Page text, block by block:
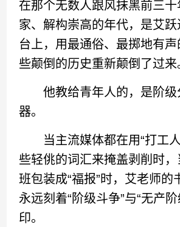
在那个无数人跟风抹黑前三
家、解构崇高的年代，是艾
台上，用最通俗、最掷地有
些颠倒的历史重新颠倒了过来
他教给青年人的，是阶级
器。
当主流媒体都在用“打工人
些轻佻的词汇来掩盖剥削时，
班包装成“福报”时，艾老师的
永远刻着“阶级斗争”与“无产
印。